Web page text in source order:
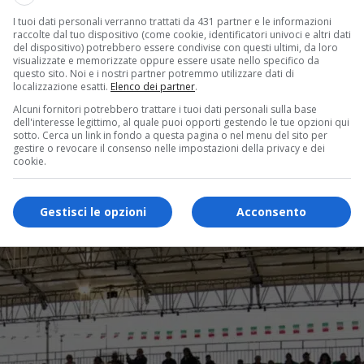
della 97ma Adunata nazionale degli alpini. La
via Roma, piazza De Ferrari e via XX Settembre, fino
del Biellese e del Novarese. Presenti anche il coro “Alpin
iniziata venerdì 8 maggio,
ha richiamato nel
il futuro dell’Italia”, ha riassunto il senso della
I tuoi dati personali verranno trattati da 431 partner e le informazioni
raccolte dal tuo dispositivo (come cookie, identificatori univoci e altri dati
del dispositivo) potrebbero essere condivise con questi ultimi, da loro
visualizzate e memorizzate oppure essere usate nello specifico da
questo sito. Noi e i nostri partner potremmo utilizzare dati di
localizzazione esatti. Elenco dei partner.
Alcuni fornitori potrebbero trattare i tuoi dati personali sulla base
dell'interesse legittimo, al quale puoi opporti gestendo le tue opzioni qui
sotto. Cerca un link in fondo a questa pagina o nel menu del sito per
gestire o revocare il consenso nelle impostazioni della privacy e dei
cookie.
Acconsento
Gestisci le opzioni